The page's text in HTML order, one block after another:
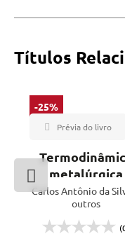
Títulos
-25%
metalúrgica
Carlos Antônio da
outros